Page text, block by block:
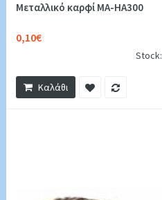
Μεταλλικό καρφί MA-HA300
0,10€
Stock:
Καλάθι